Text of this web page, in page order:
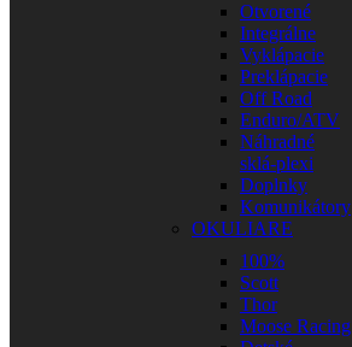
Otvorené
Integrálne
Vyklápacie
Preklápacie
Off Road
Enduro/ATV
Náhradné
sklá-plexi
Doplnky
Komunikátory
OKULIARE
100%
Scott
Thor
Moose Racing